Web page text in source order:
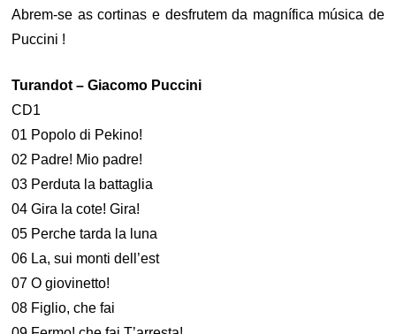
Abrem-se as cortinas e desfrutem da magnífica música de
Puccini !
Turandot – Giacomo Puccini
CD1
01 Popolo di Pekino!
02 Padre! Mio padre!
03 Perduta la battaglia
04 Gira la cote! Gira!
05 Perche tarda la luna
06 La, sui monti dell’est
07 O giovinetto!
08 Figlio, che fai